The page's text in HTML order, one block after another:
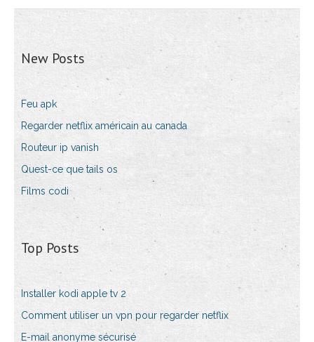
New Posts
Feu apk
Regarder netflix américain au canada
Routeur ip vanish
Quest-ce que tails os
Films codi
Top Posts
Installer kodi apple tv 2
Comment utiliser un vpn pour regarder netflix
E-mail anonyme sécurisé